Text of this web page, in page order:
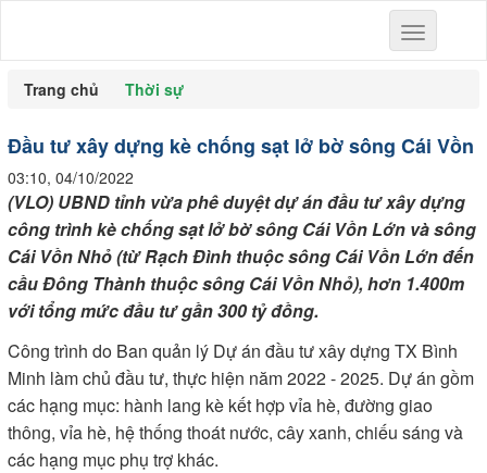
Toggle
navigation
Trang chủ
Thời sự
Đầu tư xây dựng kè chống sạt lở bờ sông Cái Vồn
03:10, 04/10/2022
(VLO) UBND tỉnh vừa phê duyệt dự án đầu tư xây dựng
công trình kè chống sạt lở bờ sông Cái Vồn Lớn và sông
Cái Vồn Nhỏ (từ Rạch Đình thuộc sông Cái Vồn Lớn đến
cầu Đông Thành thuộc sông Cái Vồn Nhỏ), hơn 1.400m
với tổng mức đầu tư gần 300 tỷ đồng.
Công trình do Ban quản lý Dự án đầu tư xây dựng TX Bình
Minh làm chủ đầu tư, thực hiện năm 2022 - 2025. Dự án gồm
các hạng mục: hành lang kè kết hợp vỉa hè, đường giao
thông, vỉa hè, hệ thống thoát nước, cây xanh, chiếu sáng và
các hạng mục phụ trợ khác.